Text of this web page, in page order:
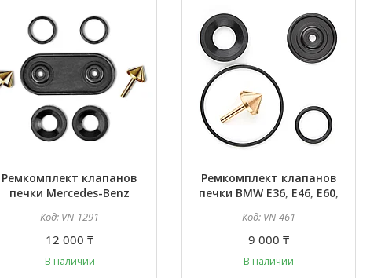
Ремкомплект клапанов
печки Mercedes-Benz
VN-1291
12 000 ₸
В наличии
Ремкомплект клапанов
печки BMW E36, E46, E60,
E83, Z3, E90, E70, E71
VN-461
9 000 ₸
В наличии